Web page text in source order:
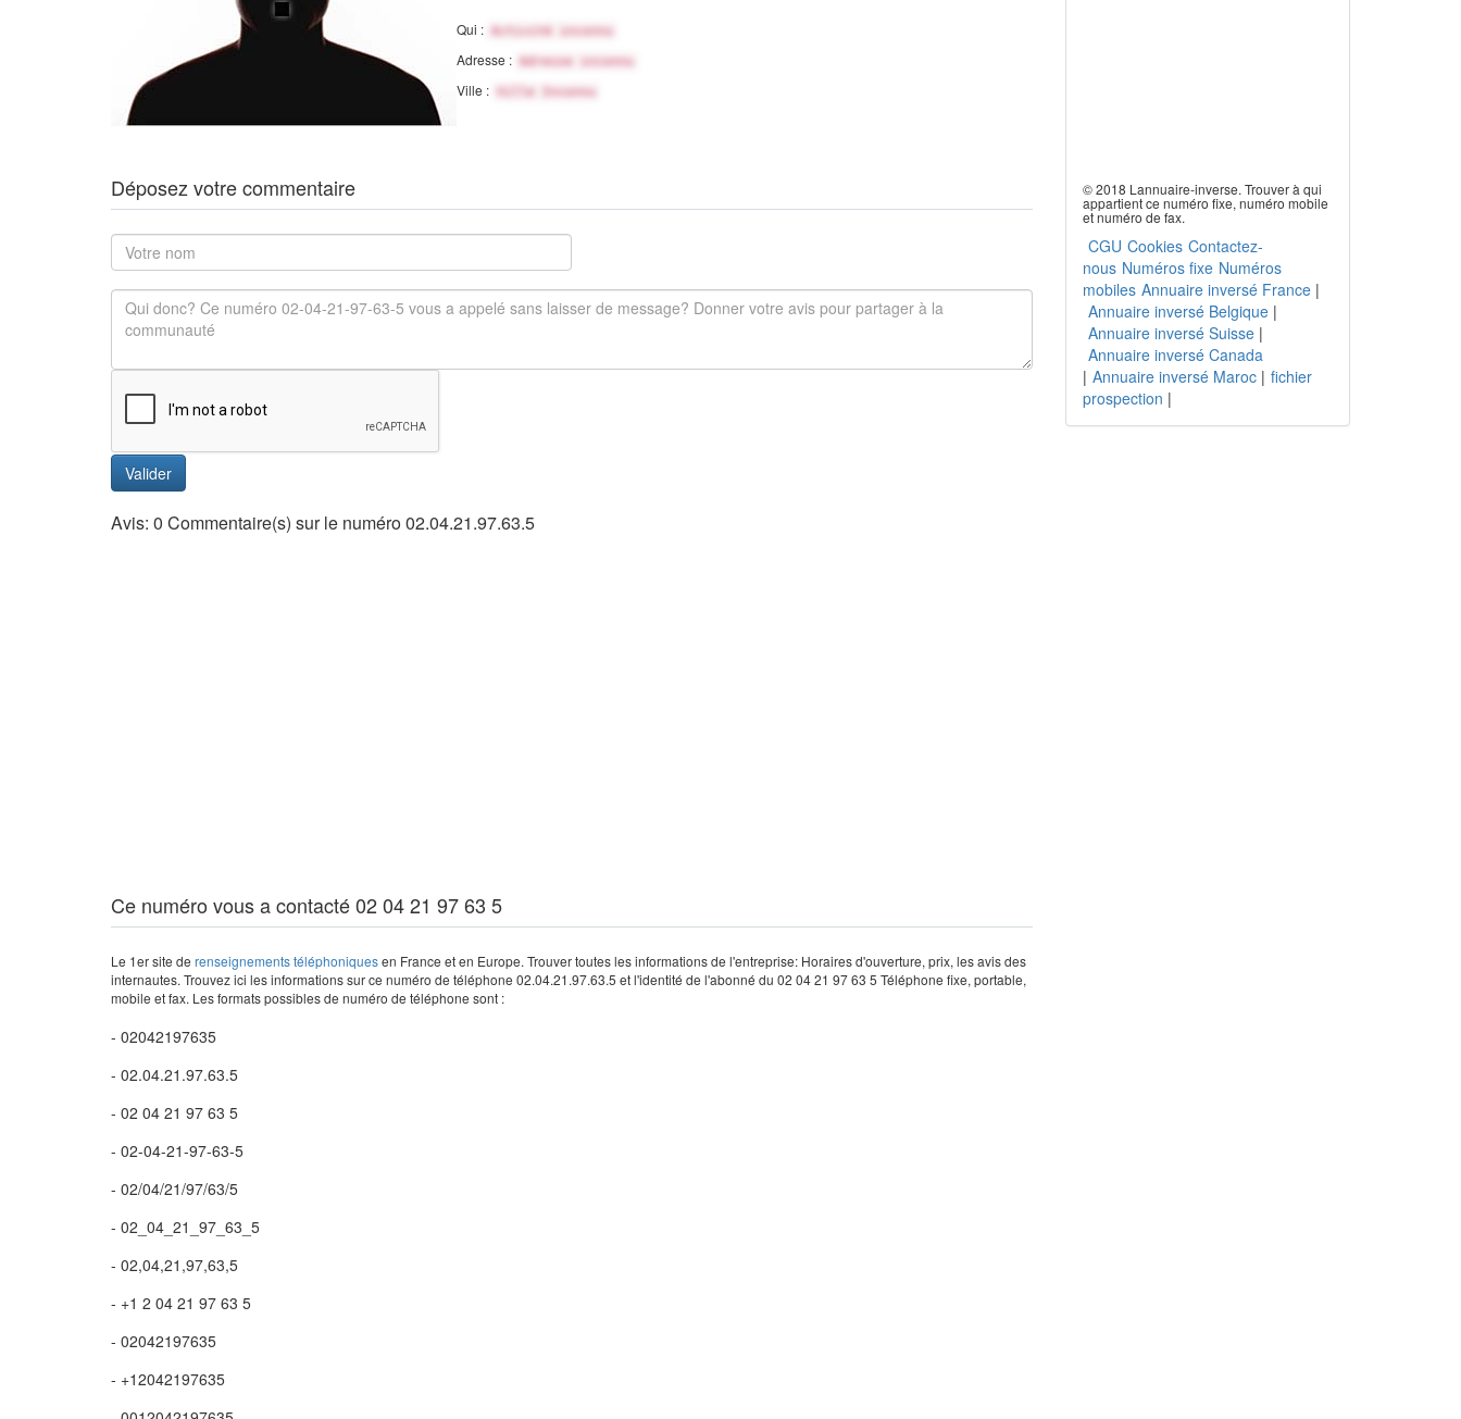
Qui : Activité inconnu
Adresse : Adresse inconnu
Ville : Ville Inconnu
Déposez votre commentaire
Valider
Avis: 0 Commentaire(s) sur le numéro 02.04.21.97.63.5
Ce numéro vous a contacté 02 04 21 97 63 5
Le 1er site de renseignements téléphoniquesen France et en Europe. Trouver toutes les informations de l'entreprise: Horaires d'ouverture, prix, les avis des
internautes. Trouvez ici les informations sur ce numéro de téléphone 02.04.21.97.63.5 et l'identité de l'abonné du 02 04 21 97 63 5 Téléphone fixe, portable,
mobile et fax. Les formats possibles de numéro de téléphone sont :
- 02042197635
- 02.04.21.97.63.5
- 02 04 21 97 63 5
- 02-04-21-97-63-5
- 02/04/21/97/63/5
- 02_04_21_97_63_5
- 02,04,21,97,63,5
- +1 2 04 21 97 63 5
- 02042197635
- +12042197635
© 2018 Lannuaire-inverse. Trouver à qui
appartient ce numéro fixe, numéro mobile
et numéro de fax.
CGU Cookies Contactez-
nous Numéros fixe Numéros
mobiles Annuaire inversé France|
Annuaire inversé Belgique|
Annuaire inversé Suisse|
Annuaire inversé Canada
| Annuaire inversé Maroc| fichier
prospection |